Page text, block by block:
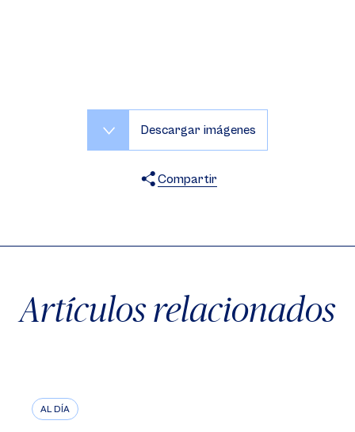
Descargar imágenes
Compartir
Artículos relacionados
AL DÍA